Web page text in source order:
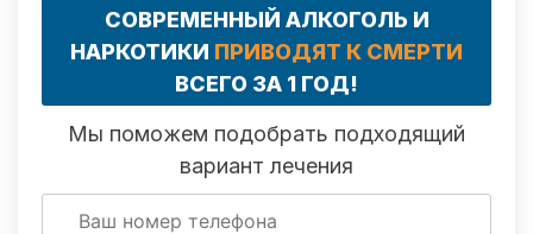
СОВРЕМЕННЫЙ АЛКОГОЛЬ И
НАРКОТИКИ ПРИВОДЯТ К СМЕРТИ
ВСЕГО ЗА 1 ГОД!
Мы поможем подобрать подходящий
вариант лечения